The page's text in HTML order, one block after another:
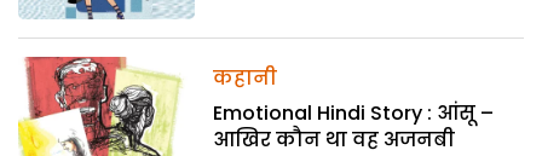
कहानी
Emotional Hindi Story : आंसू –
आखिर कौन था वह अजनबी